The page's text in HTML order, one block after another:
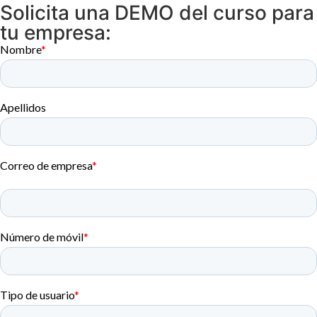
Solicita una DEMO del curso para
tu empresa: